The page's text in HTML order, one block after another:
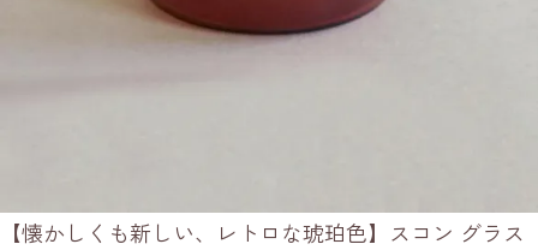
【懐かしくも新しい、レトロな琥珀色】スコン グラス